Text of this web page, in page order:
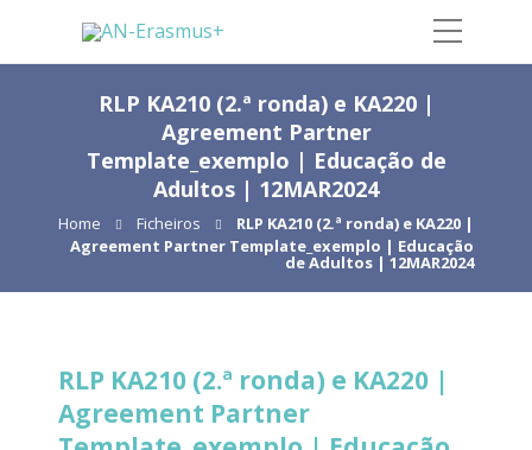
RLP KA210 (2.ª ronda) e KA220 |
Agreement Partner
Template_exemplo | Educação de
Adultos | 12MAR2024
Home Ficheiros
RLP KA210 (2.ª ronda) e KA220 |
Agreement Partner Template_exemplo | Educação
de Adultos | 12MAR2024
RLP KA210 (2.ª ronda) e KA220 |
Agreement Partner